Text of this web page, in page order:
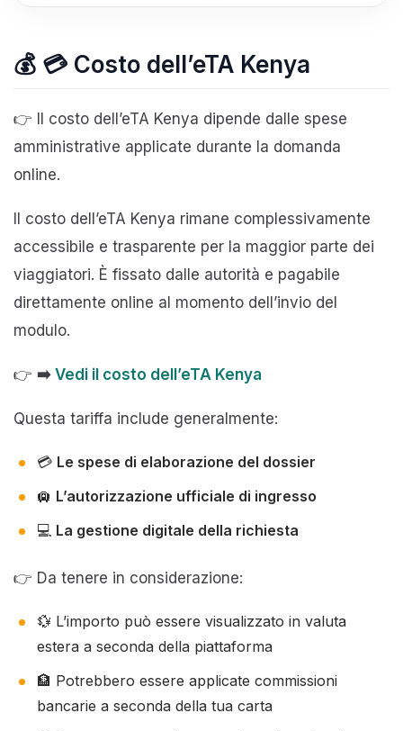
💰 💳 Costo dell’eTA Kenya
👉 Il costo dell’eTA Kenya dipende dalle spese
amministrative applicate durante la domanda
online.
Il costo dell’eTA Kenya rimane complessivamente
accessibile e trasparente per la maggior parte dei
viaggiatori. È fissato dalle autorità e pagabile
direttamente online al momento dell’invio del
modulo.
👉 ➡️ Vedi il costo dell’eTA Kenya
Questa tariffa include generalmente:
💳 Le spese di elaborazione del dossier
🛄 L’autorizzazione ufficiale di ingresso
💻 La gestione digitale della richiesta
👉 Da tenere in considerazione:
💱 L’importo può essere visualizzato in valuta
estera a seconda della piattaforma
🏦 Potrebbero essere applicate commissioni
bancarie a seconda della tua carta